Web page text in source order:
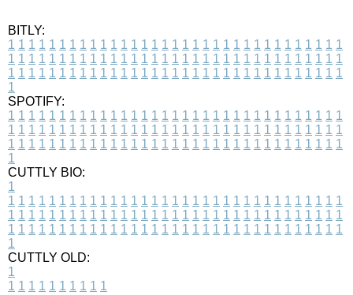
BITLY:
1 1 1 1 1 1 1 1 1 1 1 1 1 1 1 1 1 1 1 1 1 1 1 1 1 1 1 1 1 1 1 1 1
1 1 1 1 1 1 1 1 1 1 1 1 1 1 1 1 1 1 1 1 1 1 1 1 1 1 1 1 1 1 1 1 1
1 1 1 1 1 1 1 1 1 1 1 1 1 1 1 1 1 1 1 1 1 1 1 1 1 1 1 1 1 1 1 1 1
1
SPOTIFY:
1 1 1 1 1 1 1 1 1 1 1 1 1 1 1 1 1 1 1 1 1 1 1 1 1 1 1 1 1 1 1 1 1
1 1 1 1 1 1 1 1 1 1 1 1 1 1 1 1 1 1 1 1 1 1 1 1 1 1 1 1 1 1 1 1 1
1 1 1 1 1 1 1 1 1 1 1 1 1 1 1 1 1 1 1 1 1 1 1 1 1 1 1 1 1 1 1 1 1
1
CUTTLY BIO:
1
1 1 1 1 1 1 1 1 1 1 1 1 1 1 1 1 1 1 1 1 1 1 1 1 1 1 1 1 1 1 1 1 1
1 1 1 1 1 1 1 1 1 1 1 1 1 1 1 1 1 1 1 1 1 1 1 1 1 1 1 1 1 1 1 1 1
1 1 1 1 1 1 1 1 1 1 1 1 1 1 1 1 1 1 1 1 1 1 1 1 1 1 1 1 1 1 1 1 1
1
CUTTLY OLD:
1
1 1 1 1 1 1 1 1 1 1